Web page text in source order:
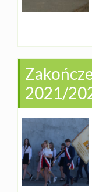
2021/